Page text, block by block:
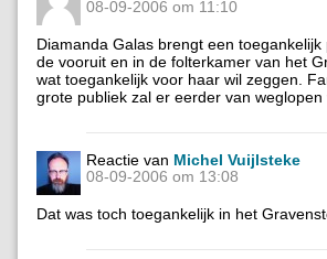
08-09-2006 om 11:10
Diamanda Galas brengt een
de vooruit en in de folterkamer van het
wat toegankelijk voor haar wil zeggen.
grote publiek zal er eerder van weglopen
Reactie van Michel Vuijlsteke
08-09-2006 om 13:08
Dat was toch toegankelijk in het